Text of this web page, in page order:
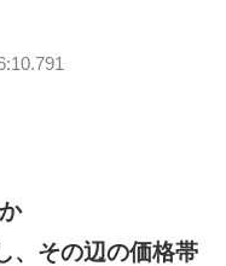
、その辺の価格帯